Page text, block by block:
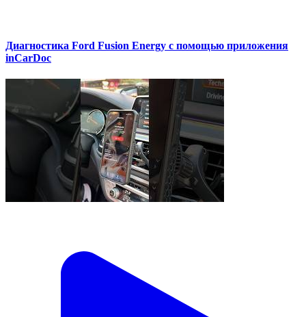
Диагностика Ford Fusion Energy с помощью приложения
inCarDoc